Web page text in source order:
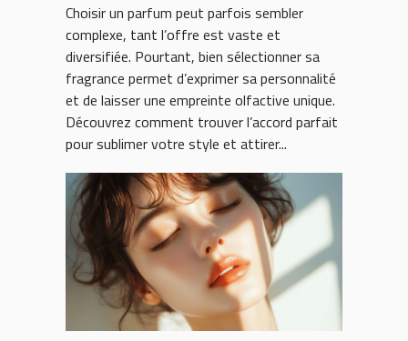
Choisir un parfum peut parfois sembler
complexe, tant l’offre est vaste et
diversifiée. Pourtant, bien sélectionner sa
fragrance permet d’exprimer sa personnalité
et de laisser une empreinte olfactive unique.
Découvrez comment trouver l’accord parfait
pour sublimer votre style et attirer...